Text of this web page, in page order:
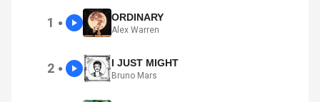
1 ● ORDINARY
Alex Warren
2 ● I JUST MIGHT
Bruno Mars